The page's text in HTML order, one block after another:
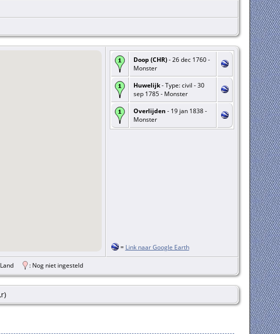
Doop (CHR)- 26 dec 1760 -
Monster
Huwelijk- Type: civil - 30
sep 1785 - Monster
Overlijden - 19 jan 1838 -
Monster
= Link naar Google Earth
: Nog niet ingesteld